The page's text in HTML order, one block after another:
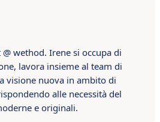
wethod. Irene si occupa di
lavora insieme al team di
visione nuova in ambito di
alle necessità del
e originali.